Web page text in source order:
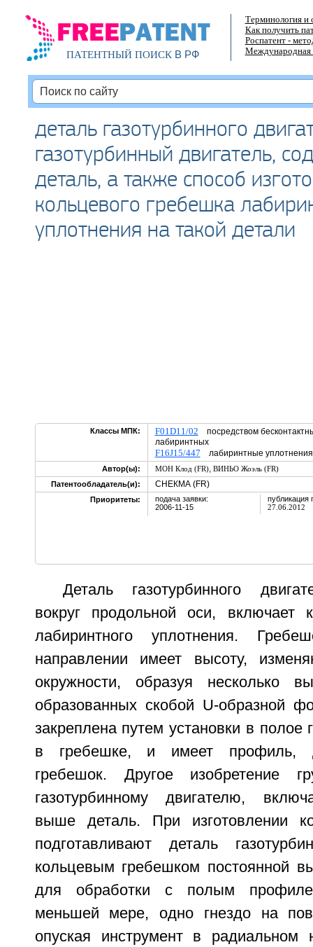
ПАТЕНТНЫЙ ПОИСКВ РФ
Терминология и
Как получить
Роспатент -
Международная
деталь газотурбинного
газотурбинный двигатель,
деталь, а также способ
кольцевого гребешка
уплотнения на такой детали
Классы МПК: F01D11/02 посредством
лабиринтных
F16J15/447 лабиринтные уплотнения
Автор(ы): МОН Клод (FR), ВИНЬО Жоэль (FR)
Патентообладатель(и):
СНЕКМА (FR)
Приоритеты:
подача заявки:
2006-11-15
публикация
27.06.2012
Деталь газотурбинного
вокруг продольной оси, включает
лабиринтного уплотнения.
направлении имеет высоту,
окружности, образуя несколько
образованных скобой U-образной
закреплена путем установки в полое
в гребешке, и имеет профиль,
гребешок. Другое изобретение
газотурбинному двигателю,
выше деталь. При изготовлении
подготавливают деталь
кольцевым гребешком постоянной
для обработки с полым
меньшей мере, одно гнездо на
опуская инструмент в радиальном